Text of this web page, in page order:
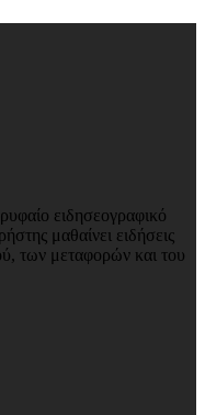
ειδησεογραφικό
μαθαίνει ειδήσεις
των μεταφορών και του